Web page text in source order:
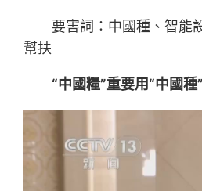
要害詞：中國種、智能
幫扶
“中國糧”重要用“中國種”